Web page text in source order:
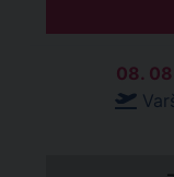
08.